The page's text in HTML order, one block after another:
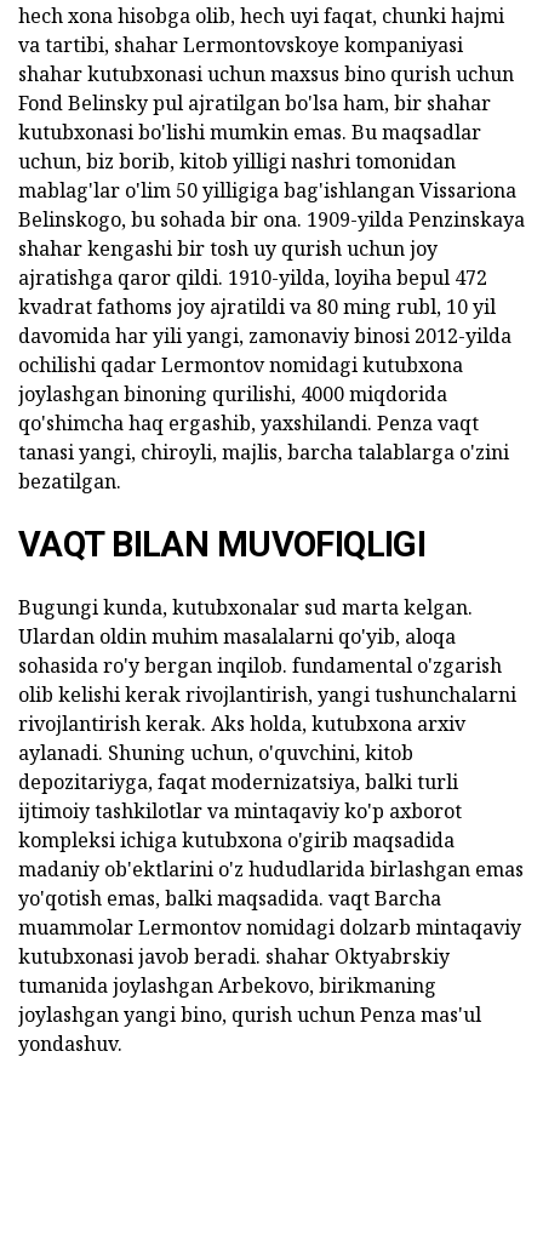
hech xona hisobga olib, hech uyi faqat, chunki hajmi
va tartibi, shahar Lermontovskoye kompaniyasi
shahar kutubxonasi uchun maxsus bino qurish uchun
Fond Belinsky pul ajratilgan bo'lsa ham, bir shahar
kutubxonasi bo'lishi mumkin emas. Bu maqsadlar
uchun, biz borib, kitob yilligi nashri tomonidan
mablag'lar o'lim 50 yilligiga bag'ishlangan Vissariona
Belinskogo, bu sohada bir ona. 1909-yilda Penzinskaya
shahar kengashi bir tosh uy qurish uchun joy
ajratishga qaror qildi. 1910-yilda, loyiha bepul 472
kvadrat fathoms joy ajratildi va 80 ming rubl, 10 yil
davomida har yili yangi, zamonaviy binosi 2012-yilda
ochilishi qadar Lermontov nomidagi kutubxona
joylashgan binoning qurilishi, 4000 miqdorida
qo'shimcha haq ergashib, yaxshilandi. Penza vaqt
tanasi yangi, chiroyli, majlis, barcha talablarga o'zini
bezatilgan.
VAQT BILAN MUVOFIQLIGI
Bugungi kunda, kutubxonalar sud marta kelgan.
Ulardan oldin muhim masalalarni qo'yib, aloqa
sohasida ro'y bergan inqilob. fundamental o'zgarish
olib kelishi kerak rivojlantirish, yangi tushunchalarni
rivojlantirish kerak. Aks holda, kutubxona arxiv
aylanadi. Shuning uchun, o'quvchini, kitob
depozitariyga, faqat modernizatsiya, balki turli
ijtimoiy tashkilotlar va mintaqaviy ko'p axborot
kompleksi ichiga kutubxona o'girib maqsadida
madaniy ob'ektlarini o'z hududlarida birlashgan emas
yo'qotish emas, balki maqsadida. vaqt Barcha
muammolar Lermontov nomidagi dolzarb mintaqaviy
kutubxonasi javob beradi. shahar Oktyabrskiy
tumanida joylashgan Arbekovo, birikmaning
joylashgan yangi bino, qurish uchun Penza mas'ul
yondashuv.